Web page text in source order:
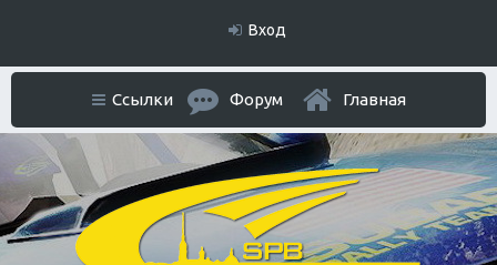
Вход
Ссылки Форум Главная